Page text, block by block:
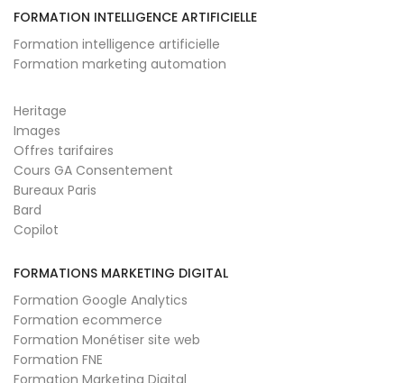
FORMATION INTELLIGENCE ARTIFICIELLE
Formation intelligence artificielle
Formation marketing automation
Heritage
Images
Offres tarifaires
Cours GA Consentement
Bureaux Paris
Bard
Copilot
FORMATIONS MARKETING DIGITAL
Formation Google Analytics
Formation ecommerce
Formation Monétiser site web
Formation FNE
Formation Marketing Digital